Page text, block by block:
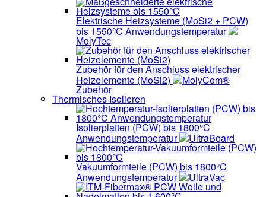
Elektrische Heizsysteme (MoSi2 + PCW)
bis 1550°C Anwendungstemperatur
MolyTec
Zubehör für den Anschluss elektrischer
Heizelemente (MoSi2) MolyCom®
Zubehör
Thermisches Isolieren
Isolierplatten (PCW) bis 1800°C
Anwendungstemperatur UltraBoard
Vakuumformteile (PCW) bis 1800°C
Anwendungstemperatur UltraVac